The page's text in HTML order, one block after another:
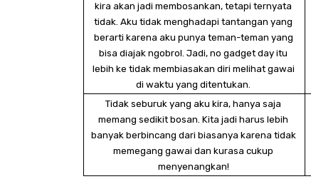
kira akan jadi membosankan, tetapi ternyata
tidak. Aku tidak menghadapi tantangan yang
berarti karena aku punya teman-teman yang
bisa diajak ngobrol. Jadi, no gadget day itu
lebih ke tidak membiasakan diri melihat gawai
di waktu yang ditentukan.
Tidak seburuk yang aku kira, hanya saja
memang sedikit bosan. Kita jadi harus lebih
banyak berbincang dari biasanya karena tidak
memegang gawai dan kurasa cukup
menyenangkan!